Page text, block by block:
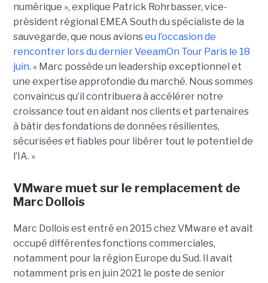
numérique », explique Patrick Rohrbasser, vice-
président régional EMEA South du spécialiste de la
sauvegarde, que nous avionseu l’occasion de
rencontrer lors du dernier VeeamOn Tour Paris le 18
juin. « Marc possède un leadership exceptionnel et
une expertise approfondie du marché. Nous sommes
convaincus qu’il contribuera à accélérer notre
croissance tout en aidant nos clients et partenaires
à bâtir des fondations de données résilientes,
sécurisées et fiables pour libérer tout le potentiel de
l’IA. »
VMware muet sur le remplacement de
Marc Dollois
Marc Dollois est entré en 2015 chez VMware et avait
occupé différentes fonctions commerciales,
notamment pour la région Europe du Sud. Il avait
notamment pris en juin 2021 le poste de senior